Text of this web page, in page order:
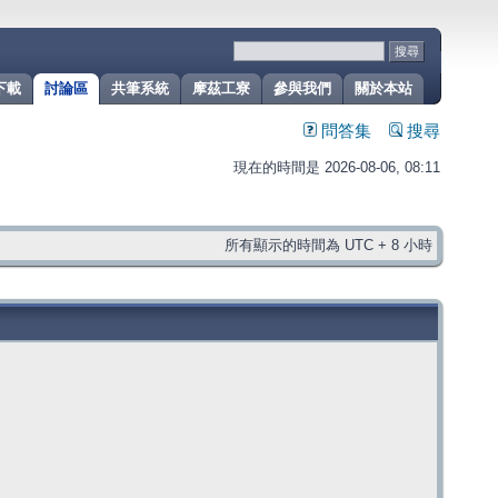
關於本站
參與我們
摩茲工寮
共筆系統
討論區
載
問答集 搜尋
現在的時間是 2026-08-06, 08:11
所有顯示的時間為 UTC + 8 小時